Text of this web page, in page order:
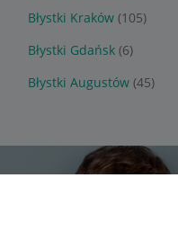
Błystki Kraków (105)
Błystki Gdańsk (6)
Błystki Augustów (45)